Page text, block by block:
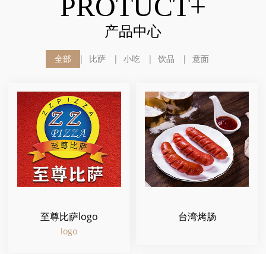
产品中心
全部 比萨 小吃 饮品 意面
至尊比萨logo
logo
台湾烤肠